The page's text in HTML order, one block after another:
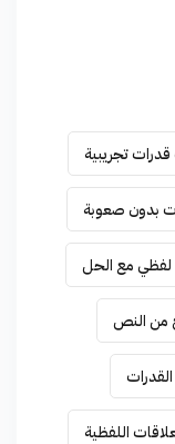
قدرات تجريبية
بدون صعوبة
لفظي مع الحل
من النص
اللفظية